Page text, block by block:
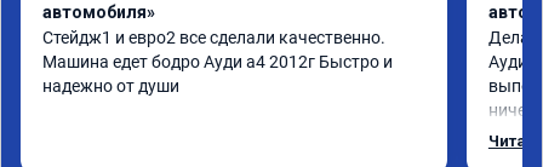
автомобиля»
Стейдж1 и евро2 все сделали качественно.
Машина едет бодро Ауди а4 2012г Быстро и
надежно от души
Делал